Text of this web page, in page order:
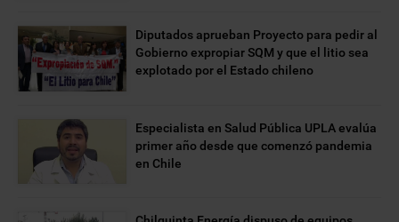
Diputados aprueban Proyecto para pedir al
Gobierno expropiar SQM y que el litio sea
explotado por el Estado chileno
Especialista en Salud Pública UPLA evalúa
primer año desde que comenzó pandemia
en Chile